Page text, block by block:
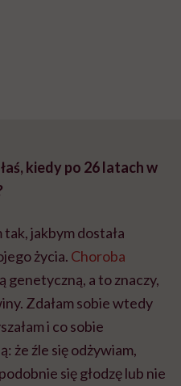
kiedy po 26 latach w
tak, jakbym dostała
życia. Choroba
genetyczną, a to znaczy,
Zdałam sobie wtedy
i co sobie
że źle się odżywiam,
się głodzę lub nie